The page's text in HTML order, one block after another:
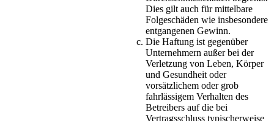
Dies gilt auch für mittelbare
Folgeschäden wie insbesondere
entgangenen Gewinn.
Die Haftung ist gegenüber
Unternehmern außer bei der
Verletzung von Leben, Körper
und Gesundheit oder
vorsätzlichem oder grob
fahrlässigem Verhalten des
Betreibers auf die bei
Vertragsschluss typischerweise